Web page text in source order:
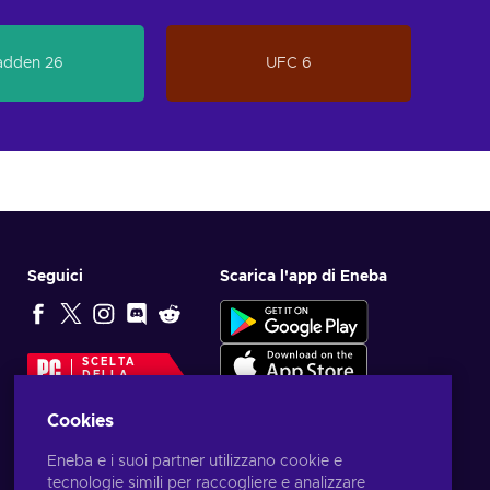
26 UFC 6
Seguici
SCELTA
DELLA
Scarica l'app di Eneba
Cookies
Eneba e i suoi partner utilizzano cookie e
tecnologie simili per raccogliere e analizzare